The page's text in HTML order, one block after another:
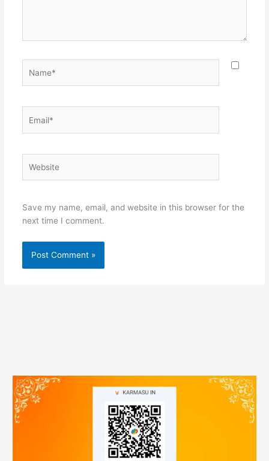
Save my name, email, and website in this browser for the
next time I comment.